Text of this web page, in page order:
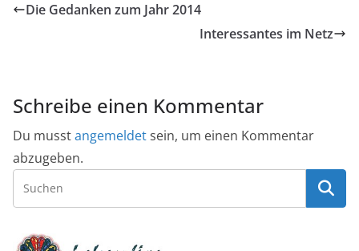
Die Gedanken zum Jahr 2014
Interessantes im Netz
Schreibe einen Kommentar
Du musstangemeldetsein, um einen Kommentar
abzugeben.